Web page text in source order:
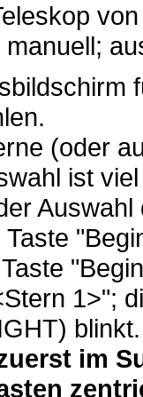
(oder
ist
1>";
im